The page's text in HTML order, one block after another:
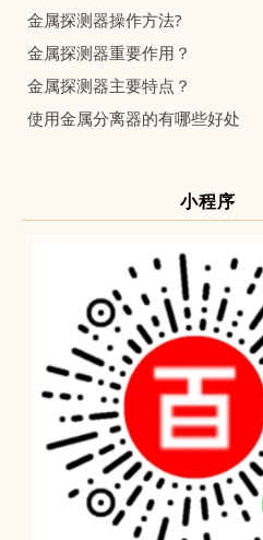
金属探测器操作方法?
金属探测器重要作用？
金属探测器主要特点？
使用金属分离器的有哪些好处
小程序